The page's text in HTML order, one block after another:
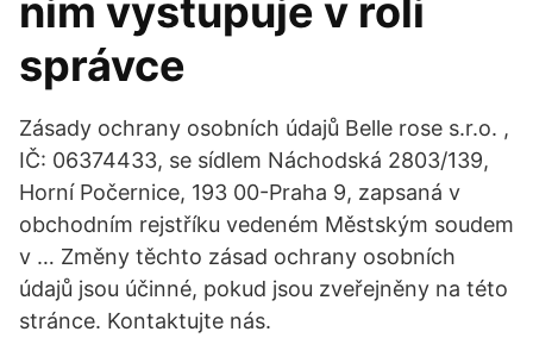
nim vystupuje v roli
správce
Zásady ochrany osobních údajů Belle rose s.r.o. ,
IČ: 06374433, se sídlem Náchodská 2803/139,
Horní Počernice, 193 00-Praha 9, zapsaná v
obchodním rejstříku vedeném Městským soudem
v … Změny těchto zásad ochrany osobních
údajů jsou účinné, pokud jsou zveřejněny na této
stránce. Kontaktujte nás.